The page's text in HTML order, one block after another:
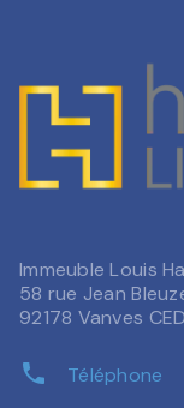
Immeuble Louis
58 rue Jean
92178 Vanves
phone Téléphone